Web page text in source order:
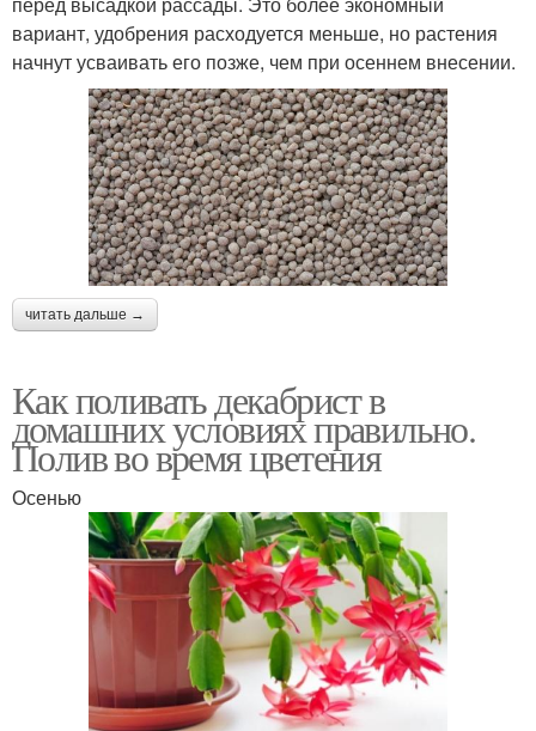
вариант, удобрения расходуется меньше, но растения
начнут усваивать его позже, чем при осеннем внесении.
читать дальше →
Как поливать декабрист в
домашних условиях правильно.
Полив во время цветения
Осенью